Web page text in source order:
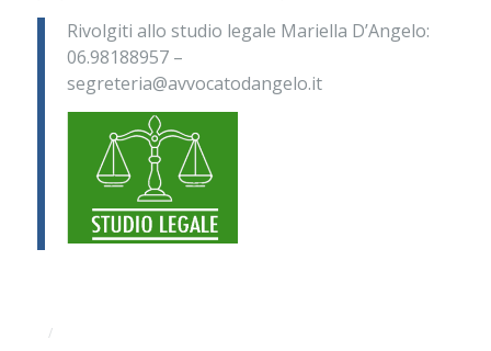
Rivolgiti allo studio legale Mariella D’Angelo:
06.98188957 –
segreteria@avvocatodangelo.it
/